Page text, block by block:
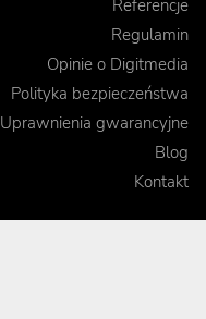
Referencje
Regulamin
Opinie o Digitmedia
Polityka bezpieczeństwa
Uprawnienia gwarancyjne
Blog
Kontakt